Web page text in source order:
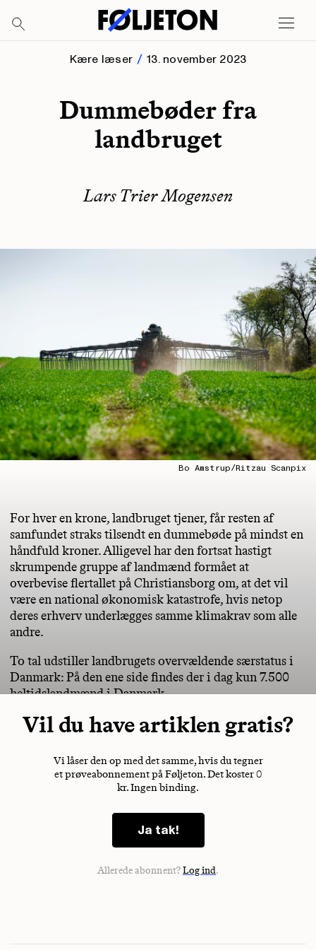
Kære læser 13. november 2023
Dummebøder fra
landbruget
Lars Trier Mogensen
Bo Amstrup/Ritzau Scanpix
For hver en krone, landbruget tjener, får resten af
samfundet straks tilsendt en dummebøde på mindst en
håndfuld kroner. Alligevel har den fortsat hastigt
skrumpende gruppe af landmænd formået at
overbevise flertallet på Christiansborg om, at det vil
være en national økonomisk katastrofe, hvis netop
deres erhverv underlægges samme klimakrav som alle
andre.
To tal udstiller landbrugets overvældende særstatus i
Danmark: På den ene side findes der i dag kun 7.500
heltidslandmænd i Danmark
Vil du have artiklen gratis?
Vi låser den op med det samme, hvis du tegner
et prøveabonnement på Føljeton. Det koster 0
kr. Ingen binding.
Ja tak!
Allerede abonnent?Log ind.